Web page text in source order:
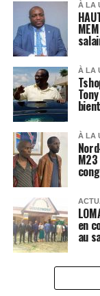
À LA
À LA
À LA
en
au